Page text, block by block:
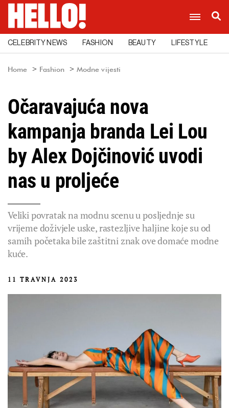
CELEBRITY NEWS FASHION BEAUTY LIFESTYLE
Home Fashion Modne vijesti
Očaravajuća nova
kampanja branda Lei Lou
by Alex Dojčinović uvodi
nas u proljeće
Veliki povratak na modnu scenu u posljednje su
vrijeme doživjele uske, rastezljive haljine koje su od
samih početaka bile zaštitni znak ove domaće modne
kuće.
11 TRAVNJA 2023